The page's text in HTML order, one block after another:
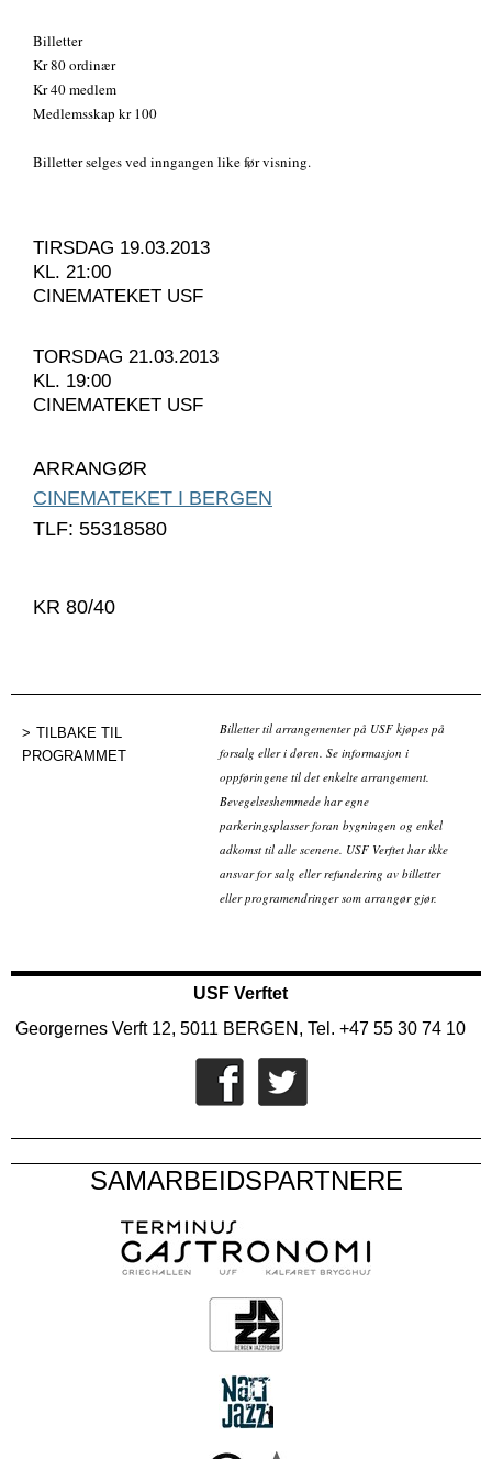
Billetter
Kr 80 ordinær
Kr 40 medlem
Medlemsskap kr 100
Billetter selges ved inngangen like før visning.
TIRSDAG 19.03.2013
KL. 21:00
CINEMATEKET USF
TORSDAG 21.03.2013
KL. 19:00
CINEMATEKET USF
ARRANGØR
CINEMATEKET I BERGEN
TLF: 55318580
KR 80/40
TILBAKE TIL
PROGRAMMET
Billetter til arrangementer på USF kjøpes på
forsalg eller i døren. Se informasjon i
oppføringene til det enkelte arrangement.
Bevegelseshemmede har egne
parkeringsplasser foran bygningen og enkel
adkomst til alle scenene. USF Verftet har ikke
ansvar for salg eller refundering av billetter
eller programendringer som arrangør gjør.
USF Verftet
Georgernes Verft 12, 5011 BERGEN, Tel. +47 55 30 74 10
SAMARBEIDSPARTNERE